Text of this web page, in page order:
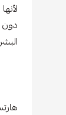
دون